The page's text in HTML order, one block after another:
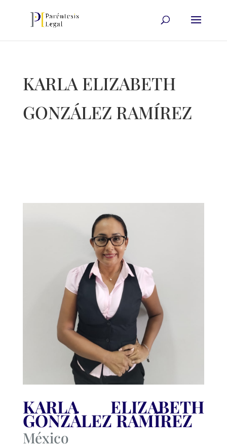
KARLA ELIZABETH
GONZÁLEZ RAMÍREZ
KARLA ELIZABETH
GONZÁLEZ RAMÍREZ
México